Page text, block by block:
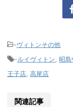
-ヴィトンその他
-ルイヴィトン, 昭島
王子店, 高尾店
関連記事